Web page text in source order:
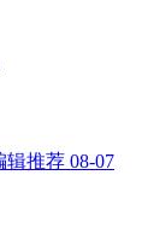
08-07